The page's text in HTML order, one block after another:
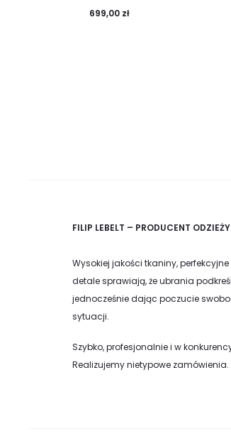
699,00 zł
FILIP LEBELT – PRODUCENT ODZIEŻY
Wysokiej jakości tkaniny,
detale sprawiają, że ubrania
jednocześnie dając poczucie
sytuacji.
Szybko, profesjonalnie i w
Realizujemy nietypowe zamówienia.